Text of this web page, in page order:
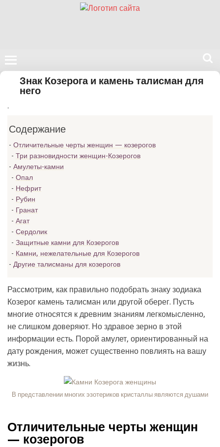
Поиск
сайте
Знак Козерога и камень талисман для
него
.
Содержание
Отличительные черты женщин — козерогов
Три разновидности женщин-Козерогов
Амулеты-камни
Опал
Нефрит
Рубин
Гранат
Агат
Сердолик
Защитные камни для Козерогов
Камни, нежелательные для Козерогов
Другие талисманы для козерогов
Рассмотрим, как правильно подобрать знаку зодиака
Козерог камень талисман или другой оберег. Пусть
многие относятся к древним знаниям легкомысленно,
не слишком доверяют. Но здравое зерно в этой
информации есть. Порой амулет, ориентированный на
дату рождения, может существенно повлиять на вашу
жизнь.
В представлении многих эзотериков кристаллы являются душами
Отличительные черты женщин
— козерогов